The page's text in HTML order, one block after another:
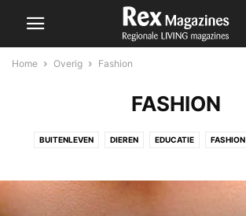
Home Overig Fashion
FASHION
BUITENLEVEN DIEREN EDUCATIE FASHION
TECHNOLOGIE